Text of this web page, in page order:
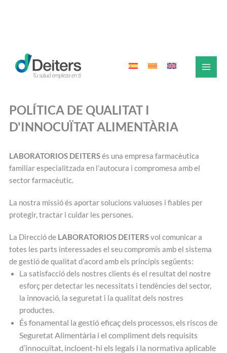
POLÍTICA DE QUALITAT I
D'INNOCUÏTAT ALIMENTÀRIA
LABORATORIOS DEITERSés una empresa farmacèutica
familiar especialitzada en l’autocura i compromesa amb el
sector farmacèutic.
La nostra missió és aportar solucions valuoses i fiables per
protegir, tractar i cuidar les persones.
La Direcció de LABORATORIOS DEITERSvol comunicar a
totes les parts interessades el seu compromís amb el sistema
de gestió de qualitat d’acord amb els principis següents:
La satisfacció dels nostres clients és el resultat del nostre
esforç per detectar les necessitats i tendències del sector,
la innovació, la seguretat i la qualitat dels nostres
productes.
És fonamental la gestió eficaç dels processos, els riscos de
Seguretat Alimentària i el compliment dels requisits
d’innocuïtat, incloent-hi els legals i la normativa aplicable